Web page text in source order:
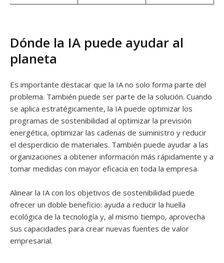
Dónde la IA puede ayudar al
planeta
Es importante destacar que la IA no solo forma parte del
problema. También puede ser parte de la solución. Cuando
se aplica estratégicamente, la IA puede optimizar los
programas de sostenibilidad al optimizar la previsión
energética, optimizar las cadenas de suministro y reducir
el desperdicio de materiales. También puede ayudar a las
organizaciones a obtener información más rápidamente y a
tomar medidas con mayor eficacia en toda la empresa.
Alinear la IA con los objetivos de sostenibilidad puede
ofrecer un doble beneficio: ayuda a reducir la huella
ecológica de la tecnología y, al mismo tiempo, aprovecha
sus capacidades para crear nuevas fuentes de valor
empresarial.